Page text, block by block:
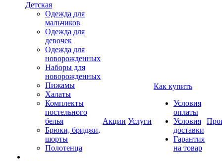
Детская
Одежда для
мальчиков
Одежда для
девочек
Одежда для
новорожденных
Наборы для
новорожденных
Пижамы
Халаты
Комплекты
постельного
белья
Брюки, бриджи,
шорты
Полотенца
Акции Услуги
Как купить
Условия
оплаты
Условия
доставки
Гарантия
на товар